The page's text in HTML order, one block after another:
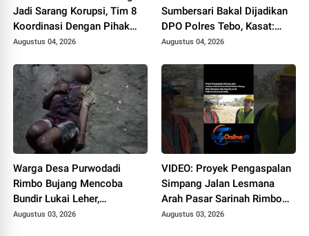
Jadi Sarang Korupsi, Tim 8
Koordinasi Dengan Pihak
Kejari Tebo
Augustus 04, 2026
Sumbersari Bakal Dijadikan
DPO Polres Tebo, Kasat:
Karena Tak Pernah Penuhi
Augustus 04, 2026
Warga Desa Purwodadi
Rimbo Bujang Mencoba
Bundir Lukai Leher,
Sebelumnya Pernah Potong
Augustus 03, 2026
VIDEO: Proyek Pengaspalan
Simpang Jalan Lesmana
Arah Pasar Sarinah Rimbo
Bujang Sedot Anggaran Rp
Augustus 03, 2026